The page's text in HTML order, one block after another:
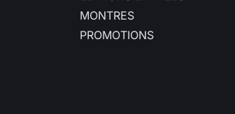
MONTRES
PROMOTIONS